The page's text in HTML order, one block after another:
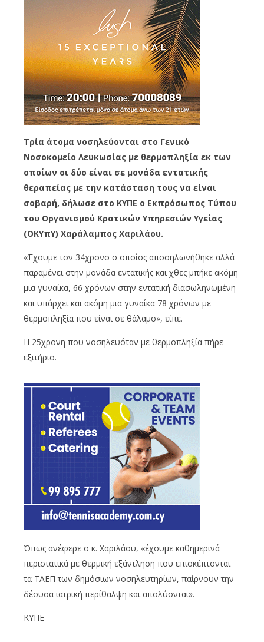
Τρία άτομα νοσηλεύονται στο Γενικό
Νοσοκομείο Λευκωσίας με θερμοπληξία εκ των
οποίων οι δύο είναι σε μονάδα εντατικής
θεραπείας με την κατάσταση τους να είναι
σοβαρή, δήλωσε στο ΚΥΠΕ ο Εκπρόσωπος Τύπου
του Οργανισμού Κρατικών Υπηρεσιών Υγείας
(ΟΚΥπΥ) Χαράλαμπος Χαριλάου.
«Έχουμε τον 34χρονο ο οποίος αποσηλωνήθηκε αλλά
παραμένει στην μονάδα εντατικής και χθες μπήκε ακόμη
μια γυναίκα, 66 χρόνων στην εντατική διασωληνωμένη
και υπάρχει και ακόμη μια γυναίκα 78 χρόνων με
θερμοπληξία που είναι σε θάλαμο», είπε.
Η 25χρονη που νοσηλευόταν με θερμοπληξία πήρε
εξιτήριο.
Όπως ανέφερε ο κ. Χαριλάου, «έχουμε καθημερινά
περιστατικά με θερμική εξάντληση που επισκέπτονται
τα ΤΑΕΠ των δημόσιων νοσηλευτηρίων, παίρνουν την
δέουσα ιατρική περίθαλψη και απολύονται».
ΚΥΠΕ